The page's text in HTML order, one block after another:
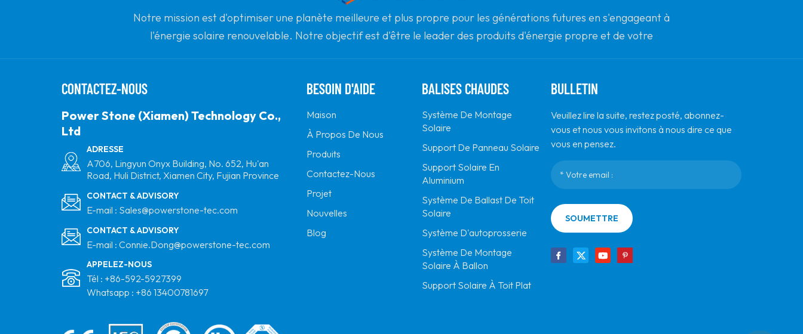
Notre mission est d'optimiser une planète meilleure et plus propre pour les générations futures en s'engageant à
l'énergie solaire renouvelable. Notre objectif est d'être le leader des produits d'énergie propre et de votre
CONTACTEZ-NOUS
Power Stone (Xiamen) Technology Co.,
Ltd
ADRESSE
A706, Lingyun Onyx Building, No. 652, Hu'an
Road, Huli District, Xiamen City, Fujian Province
CONTACT & ADVISORY
E-mail : Sales@powerstone-tec.com
CONTACT & ADVISORY
E-mail : Connie.Dong@powerstone-tec.com
APPELEZ-NOUS
Tél : +86-592-5927399
Whatsapp : +86 13400781697
BESOIN D'AIDE
Maison
À Propos De Nous
Produits
Contactez-Nous
Projet
Nouvelles
Blog
BALISES CHAUDES
Système De Montage
Solaire
Support De Panneau Solaire
Support Solaire En
Aluminium
Système De Ballast De Toit
Solaire
Système D'autoprosserie
Système De Montage
Solaire À Ballon
Support Solaire À Toit Plat
BULLETIN
Veuillez lire la suite, restez posté, abonnez-
vous et nous vous invitons à nous dire ce que
vous en pensez.
SOUMETTRE